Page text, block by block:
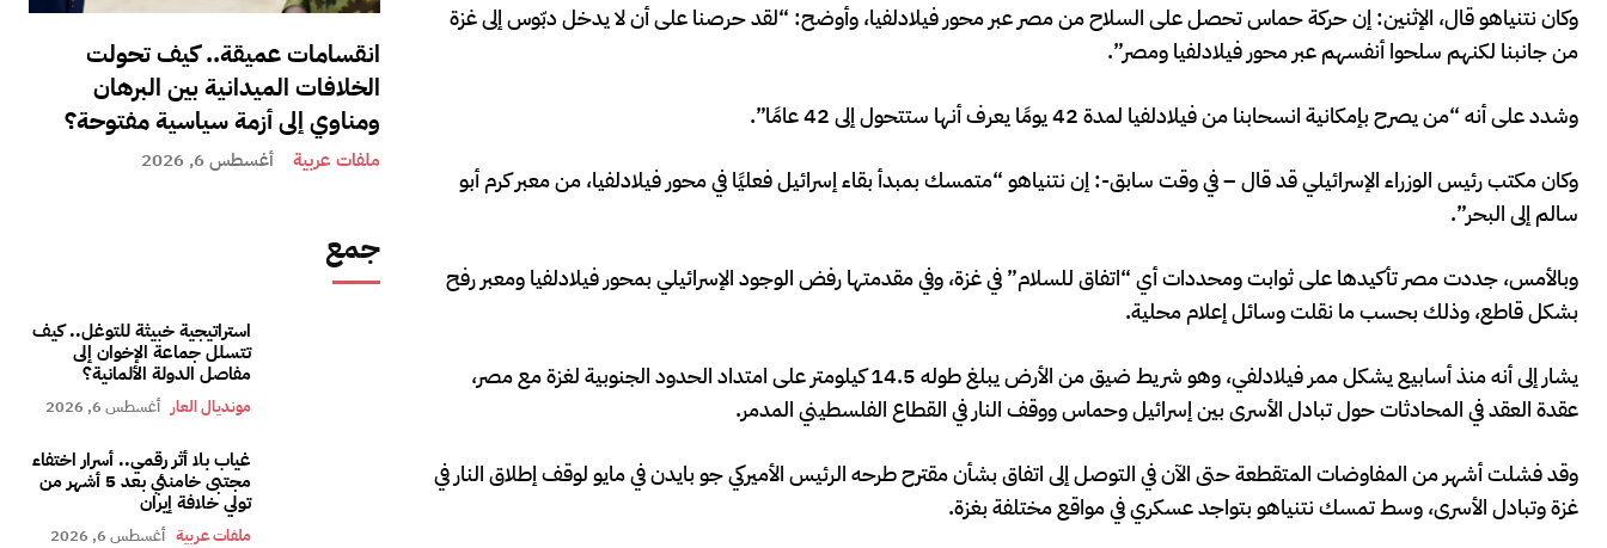
انقسامات عميقة.. كيف تحولت
الخلافات الميدانية بين البرهان
ومناوي إلى أزمة سياسية مفتوحة؟
ملفات عربية أغسطس 6, 2026
جمع
استراتيجية خبيثة للتوغل.. كيف
تتسلل جماعة الإخوان إلى
مفاصل الدولة الألمانية؟
مونديال العار أغسطس 6, 2026
غياب بلا أثر رقمي.. أسرار اختفاء
مجتبى خامنئي بعد 5 أشهر من
تولي خلافة إيران
ملفات عربية أغسطس 6, 2026
وكان نتنياهو قال، الإثنين: إن حركة حماس تحصل على السلاح من مصر عبر محور فيلادلفيا، وأوضح: “لقد حرصنا على أن لا يدخل دبّوس إلى غزة
من جانبنا لكنهم سلحوا أنفسهم عبر محور فيلادلفيا ومصر”.
وشدد على أنه “من يصرح بإمكانية انسحابنا من فيلادلفيا لمدة 42 يومًا يعرف أنها ستتحول إلى 42 عامًا”.
وكان مكتب رئيس الوزراء الإسرائيلي قد قال – في وقت سابق-: إن نتنياهو “متمسك بمبدأ بقاء إسرائيل فعليًا في محور فيلادلفيا، من معبر كرم أبو
سالم إلى البحر”.
وبالأمس، جددت مصر تأكيدها على ثوابت ومحددات أي “اتفاق للسلام” في غزة، وفي مقدمتها رفض الوجود الإسرائيلي بمحور فيلادلفيا ومعبر رفح
بشكل قاطع، وذلك بحسب ما نقلت وسائل إعلام محلية.
يشار إلى أنه منذ أسابيع يشكل ممر فيلادلفي، وهو شريط ضيق من الأرض يبلغ طوله 14.5 كيلومتر على امتداد الحدود الجنوبية لغزة مع مصر،
عقدة العقد في المحادثات حول تبادل الأسرى بين إسرائيل وحماس ووقف النار في القطاع الفلسطيني المدمر.
وقد فشلت أشهر من المفاوضات المتقطعة حتى الآن في التوصل إلى اتفاق بشأن مقترح طرحه الرئيس الأميركي جو بايدن في مايو لوقف إطلاق النار في
غزة وتبادل الأسرى، وسط تمسك نتنياهو بتواجد عسكري في مواقع مختلفة بغزة.